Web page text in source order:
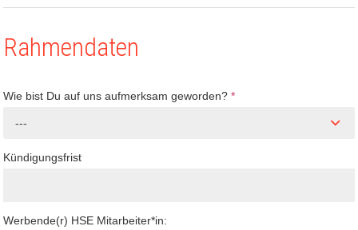
Rahmendaten
Wie bist Du auf uns aufmerksam geworden?*
---
Kündigungsfrist
Werbende(r) HSE Mitarbeiter*in: